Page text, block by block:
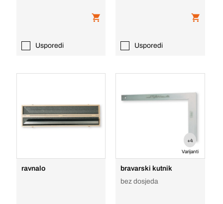
Usporedi Usporedi
ravnalo
+4
Varijanti
bravarski kutnik
bez dosjeda